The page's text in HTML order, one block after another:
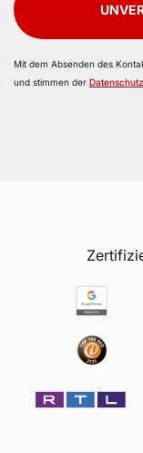
Mit dem Absenden des
und stimmen der